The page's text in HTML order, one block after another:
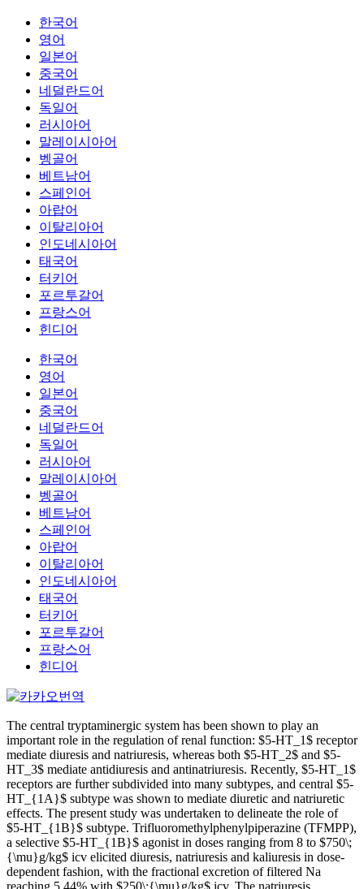
한국어
영어
일본어
중국어
네덜란드어
독일어
러시아어
말레이시아어
벵골어
베트남어
스페인어
아랍어
이탈리아어
인도네시아어
태국어
터키어
포르투갈어
프랑스어
힌디어
한국어
영어
일본어
중국어
네덜란드어
독일어
러시아어
말레이시아어
벵골어
베트남어
스페인어
아랍어
이탈리아어
인도네시아어
태국어
터키어
포르투갈어
프랑스어
힌디어
The central tryptaminergic system has been shown to play an
important role in the regulation of renal function: $5-HT_1$ receptor
mediate diuresis and natriuresis, whereas both $5-HT_2$ and $5-
HT_3$ mediate antidiuresis and antinatriuresis. Recently, $5-HT_1$
receptors are further subdivided into many subtypes, and central $5-
HT_{1A}$ subtype was shown to mediate diuretic and natriuretic
effects. The present study was undertaken to delineate the role of
$5-HT_{1B}$ subtype. Trifluoromethylphenylpiperazine (TFMPP),
a selective $5-HT_{1B}$ agonist in doses ranging from 8 to $750\;
{\mu}g/kg$ icv elicited diuresis, natriuresis and kaliuresis in dose-
dependent fashion, with the fractional excretion of filtered Na
reaching 5.44% with $250\;{\mu}g/kg$ icv. The natriuresis